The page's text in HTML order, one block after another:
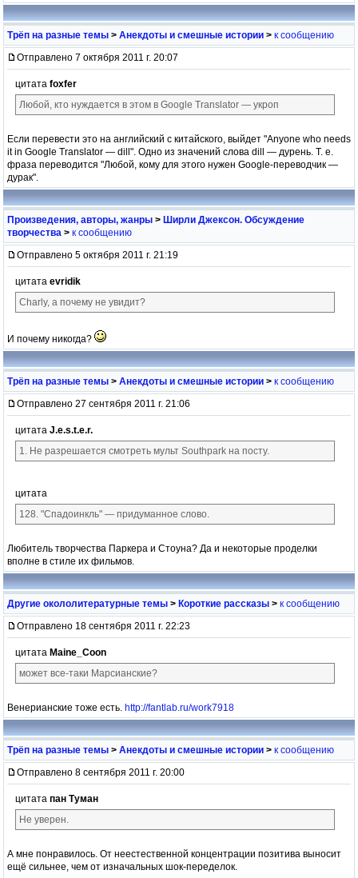
Трёп на разные темы > Анекдоты и смешные истории > к сообщению
Отправлено 7 октября 2011 г. 20:07
цитата foxfer
Любой, кто нуждается в этом в Google Translator — укроп
Если перевести это на английский с китайского, выйдет "Anyone who needs
it in Google Translator — dill". Одно из значений слова dill — дурень. Т. е.
фраза переводится "Любой, кому для этого нужен Google-переводчик —
дурак".
Произведения, авторы, жанры > Ширли Джексон. Обсуждение
творчества > к сообщению
Отправлено 5 октября 2011 г. 21:19
цитата evridik
Charly, а почему не увидит?
И почему никогда?
Трёп на разные темы > Анекдоты и смешные истории > к сообщению
Отправлено 27 сентября 2011 г. 21:06
цитата J.e.s.t.e.r.
1. Не разрешается смотреть мульт Southpark на посту.
цитата
128. "Спадоинкль" — придуманное слово.
Любитель творчества Паркера и Стоуна? Да и некоторые проделки
вполне в стиле их фильмов.
Другие окололитературные темы > Короткие рассказы > к сообщению
Отправлено 18 сентября 2011 г. 22:23
цитата Maine_Coon
может все-таки Марсианские?
Венерианские тоже есть. http://fantlab.ru/work7918
Трёп на разные темы > Анекдоты и смешные истории > к сообщению
Отправлено 8 сентября 2011 г. 20:00
цитата пан Туман
Не уверен.
А мне понравилось. От неестественной концентрации позитива выносит
ещё сильнее, чем от изначальных шок-переделок.